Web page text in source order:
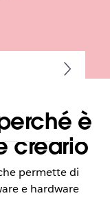
è
crearlo
permette di
e hardware